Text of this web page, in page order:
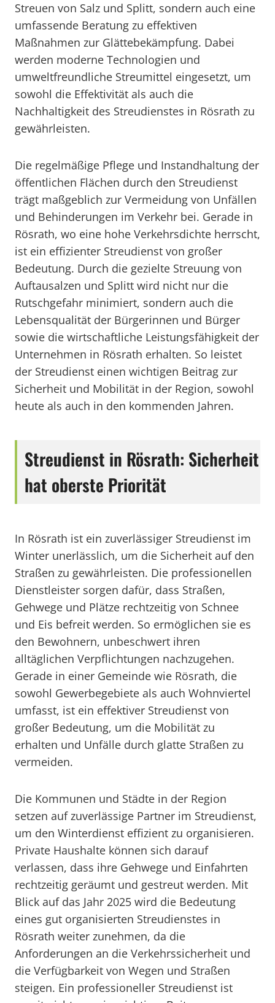
Streuen von Salz und Splitt, sondern auch eine
umfassende Beratung zu effektiven
Maßnahmen zur Glättebekämpfung. Dabei
werden moderne Technologien und
umweltfreundliche Streumittel eingesetzt, um
sowohl die Effektivität als auch die
Nachhaltigkeit des Streudienstes in Rösrath zu
gewährleisten.
Die regelmäßige Pflege und Instandhaltung der
öffentlichen Flächen durch den Streudienst
trägt maßgeblich zur Vermeidung von Unfällen
und Behinderungen im Verkehr bei. Gerade in
Rösrath, wo eine hohe Verkehrsdichte herrscht,
ist ein effizienter Streudienst von großer
Bedeutung. Durch die gezielte Streuung von
Auftausalzen und Splitt wird nicht nur die
Rutschgefahr minimiert, sondern auch die
Lebensqualität der Bürgerinnen und Bürger
sowie die wirtschaftliche Leistungsfähigkeit der
Unternehmen in Rösrath erhalten. So leistet
der Streudienst einen wichtigen Beitrag zur
Sicherheit und Mobilität in der Region, sowohl
heute als auch in den kommenden Jahren.
Streudienst in Rösrath: Sicherheit
hat oberste Priorität
In Rösrath ist ein zuverlässiger Streudienst im
Winter unerlässlich, um die Sicherheit auf den
Straßen zu gewährleisten. Die professionellen
Dienstleister sorgen dafür, dass Straßen,
Gehwege und Plätze rechtzeitig von Schnee
und Eis befreit werden. So ermöglichen sie es
den Bewohnern, unbeschwert ihren
alltäglichen Verpflichtungen nachzugehen.
Gerade in einer Gemeinde wie Rösrath, die
sowohl Gewerbegebiete als auch Wohnviertel
umfasst, ist ein effektiver Streudienst von
großer Bedeutung, um die Mobilität zu
erhalten und Unfälle durch glatte Straßen zu
vermeiden.
Die Kommunen und Städte in der Region
setzen auf zuverlässige Partner im Streudienst,
um den Winterdienst effizient zu organisieren.
Private Haushalte können sich darauf
verlassen, dass ihre Gehwege und Einfahrten
rechtzeitig geräumt und gestreut werden. Mit
Blick auf das Jahr 2025 wird die Bedeutung
eines gut organisierten Streudienstes in
Rösrath weiter zunehmen, da die
Anforderungen an die Verkehrssicherheit und
die Verfügbarkeit von Wegen und Straßen
steigen. Ein professioneller Streudienst ist